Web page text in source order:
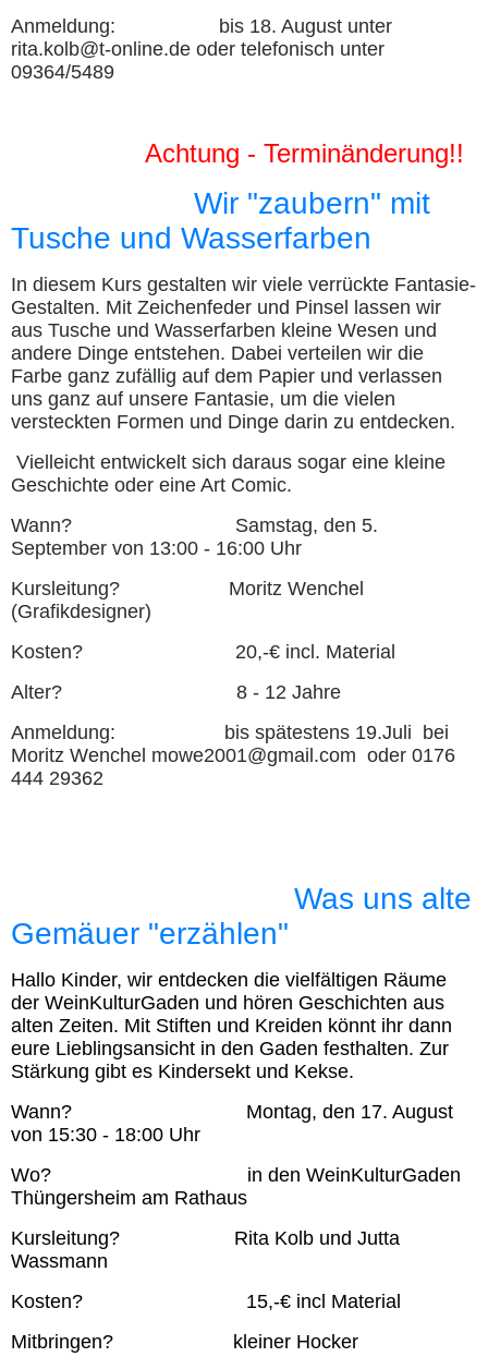
Anmeldung: bis 18. August unter
rita.kolb@t-online.de oder telefonisch unter
09364/5489
Achtung - Terminänderung!!
Wir "zaubern" mit
Tusche und Wasserfarben
In diesem Kurs gestalten wir viele verrückte Fantasie-
Gestalten. Mit Zeichenfeder und Pinsel lassen wir
aus Tusche und Wasserfarben kleine Wesen und
andere Dinge entstehen. Dabei verteilen wir die
Farbe ganz zufällig auf dem Papier und verlassen
uns ganz auf unsere Fantasie, um die vielen
versteckten Formen und Dinge darin zu entdecken.
Vielleicht entwickelt sich daraus sogar eine kleine
Geschichte oder eine Art Comic.
Wann? Samstag, den 5.
September von 13:00 - 16:00 Uhr
Kursleitung? Moritz Wenchel
(Grafikdesigner)
Kosten? 20,-€ incl. Material
Alter? 8 - 12 Jahre
Anmeldung: bis spätestens 19.Juli bei
Moritz Wenchel mowe2001@gmail.com oder 0176
444 29362
Was uns alte
Gemäuer "erzählen"
Hallo Kinder, wir entdecken die vielfältigen Räume
der WeinKulturGaden und hören Geschichten aus
alten Zeiten. Mit Stiften und Kreiden könnt ihr dann
eure Lieblingsansicht in den Gaden festhalten. Zur
Stärkung gibt es Kindersekt und Kekse.
Wann? Montag, den 17. August
von 15:30 - 18:00 Uhr
Wo? in den WeinKulturGaden
Thüngersheim am Rathaus
Kursleitung? Rita Kolb und Jutta
Wassmann
Kosten? 15,-€ incl Material
Mitbringen? kleiner Hocker